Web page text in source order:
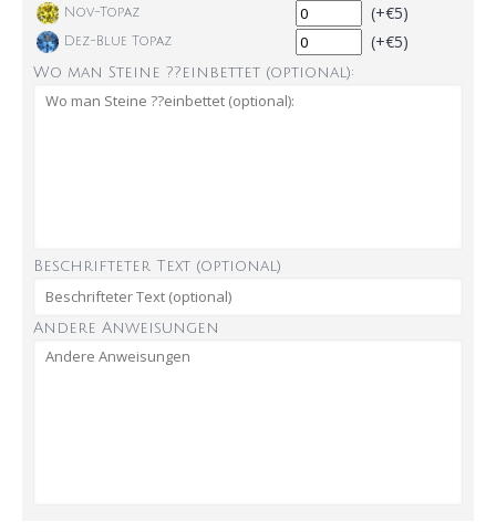
Nov-Topaz (+€5)
Dez-Blue Topaz (+€5)
Wo man Steine ??einbettet (optional):
Beschrifteter Text (optional)
Andere Anweisungen